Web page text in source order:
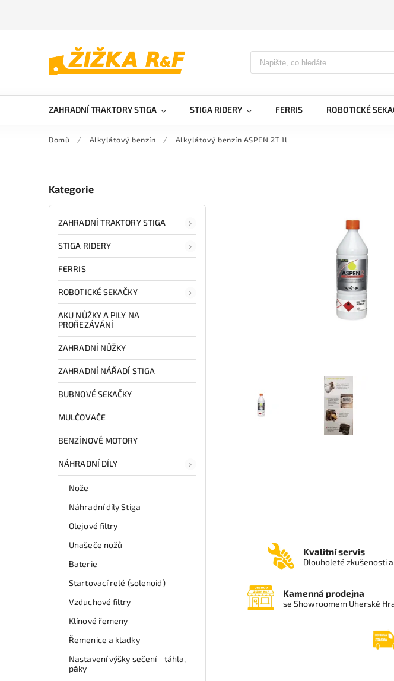
ZAHRADNÍ TRAKTORY STIGA STIGA RIDERY FERRIS ROBOTICKÉ
Domů / Alkylátový benzín / Alkylátový benzín ASPEN 2T 1l
Kategorie
ZAHRADNÍ TRAKTORY STIGA
STIGA RIDERY
FERRIS
ROBOTICKÉ SEKAČKY
AKU NŮŽKY A PILY NA
PROŘEZÁVÁNÍ
ZAHRADNÍ NŮŽKY
ZAHRADNÍ NÁŘADÍ STIGA
BUBNOVÉ SEKAČKY
MULČOVAČE
BENZÍNOVÉ MOTORY
NÁHRADNÍ DÍLY
Nože
Náhradní díly Stiga
Olejové filtry
Unašeče nožů
Baterie
Startovací relé (solenoid)
Vzduchové filtry
Klínové řemeny
Řemenice a kladky
Nastavení výšky sečení - táhla,
páky
Kvalitní servis
Dlouholeté zkušenosti
Kamenná prodejna
se Showroomem Uherské